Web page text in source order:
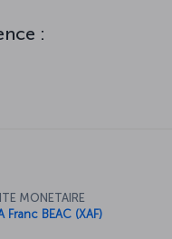
N’Djamena et tombez
:
MONETAIRE
Franc BEAC (XAF)